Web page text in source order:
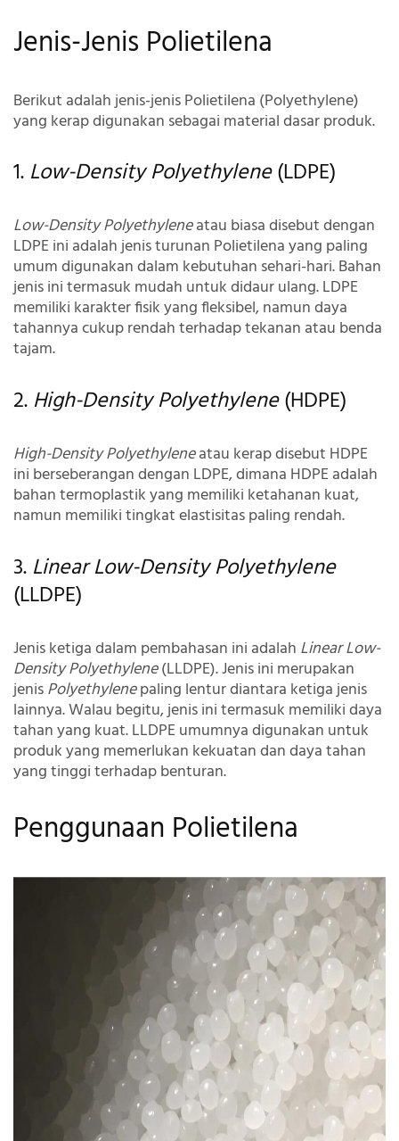
Jenis-Jenis Polietilena
Berikut adalah jenis-jenis Polietilena (Polyethylene)
yang kerap digunakan sebagai material dasar produk.
1. Low-Density Polyethylene(LDPE)
Low-Density Polyethyleneatau biasa disebut dengan
LDPE ini adalah jenis turunan Polietilena yang paling
umum digunakan dalam kebutuhan sehari-hari. Bahan
jenis ini termasuk mudah untuk didaur ulang. LDPE
memiliki karakter fisik yang fleksibel, namun daya
tahannya cukup rendah terhadap tekanan atau benda
tajam.
2. High-Density Polyethylene(HDPE)
High-Density Polyethyleneatau kerap disebut HDPE
ini berseberangan dengan LDPE, dimana HDPE adalah
bahan termoplastik yang memiliki ketahanan kuat,
namun memiliki tingkat elastisitas paling rendah.
3. Linear Low-Density Polyethylene
(LLDPE)
Jenis ketiga dalam pembahasan ini adalah Linear Low-
Density Polyethylene(LLDPE). Jenis ini merupakan
jenisPolyethylenepaling lentur diantara ketiga jenis
lainnya. Walau begitu, jenis ini termasuk memiliki daya
tahan yang kuat. LLDPE umumnya digunakan untuk
produk yang memerlukan kekuatan dan daya tahan
yang tinggi terhadap benturan.
Penggunaan Polietilena